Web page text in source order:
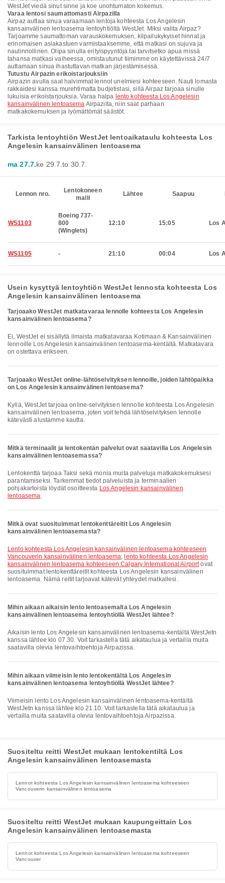
WestJet viedä sinut sinne ja koe unohtumaton kokemus.
Varaa lentosi saumattomasti Airpazilla
Airpaz auttaa sinua varaamaan lentoja kohteesta Los Angelesin
kansainvälinen lentoasema lentoyhtiöltä WestJet. Miksi valita Airpaz?
Tarjoamme saumattoman varauskokemuksen, kilpailukykyiset hinnat ja
erinomaisen asiakastuen varmistaaksemme, että matkasi on sujuva ja
nautinnollinen. Olipa sinulla erityispyyntöjä tai tarvitsetko apua missä
tahansa matkasi vaiheessa, omistautunut tiimimme on käytettävissä 24/7
auttamaan sinua ihastuttavan matkan järjestämisessä.
Tutustu Airpazin erikoistarjouksiin
Airpazin avulla saat halvimmat lennot unelmiesi kohteeseen. Nauti lomasta
rakkaidesi kanssa murehtimatta budjetistasi, sillä Airpaz tarjoaa sinulle
lukuisia erikoistarjouksia. Varaa halpa lento kohteesta Los Angelesin
kansainvälinen lentoasema Airpazilta, niin saat parhaan
matkakokemuksen ja lyömättömät säästöt.
Tarkista lentoyhtiön WestJet lentoaikataulu kohteesta Los
Angelesin kansainvälinen lentoasema
ma 27.7.ke 29.7.to 30.7.
Lennon nro.
Lentokoneen
malli
Lähtee Saapuu
WS1103
Boeing 737-
800
(Winglets)
12:10 15:05 Los
WS1105 - 21:10 00:04 Los
Usein kysyttyä lentoyhtiön WestJet lennosta kohteesta Los
Angelesin kansainvälinen lentoasema
Tarjoaako WestJet matkatavaraa lennolle kohteesta Los Angelesin
kansainvälinen lentoasema?
Ei, WestJet ei sisällytä ilmaista matkatavaraa Kotimaan & Kansainvälinen
lennoille Los Angelesin kansainvälinen lentoasema-kentältä. Matkatavara
on ostettava erikseen.
Tarjoaako WestJet online-lähtöselvityksen lennoille, joiden lähtöpaikka
on Los Angelesin kansainvälinen lentoasema?
Kyllä, WestJet tarjoaa online-selvityksen lennolle kohteesta Los Angelesin
kansainvälinen lentoasema, joten voit tehdä lähtöselvityksen lennolle
kätevästi alustamme kautta.
Mitkä terminaalit ja lentokentän palvelut ovat saatavilla Los Angelesin
kansainvälinen lentoasemassa?
Lentokenttä tarjoaa Taksi sekä monia muita palveluja matkakokemuksesi
parantamiseksi. Tarkemmat tiedot palveluista ja terminaalien
pohjakartoista löydät osoitteesta Los Angelesin kansainvälinen
lentoasema.
Mitkä ovat suosituimmat lentokenttäreitit Los Angelesin
kansainvälinen lentoasemasta?
lento kohteesta Los Angelesin kansainvälinen lentoasema kohteeseen
Vancouverin kansainvälinen lentoasema, lento kohteesta Los Angelesin
kansainvälinen lentoasema kohteeseen Calgary International Airportovat
suosituimmat lentokenttäreitit kohteesta Los Angelesin kansainvälinen
lentoasema. Nämä reitit tarjoavat kätevät yhteydet matkallesi.
Mihin aikaan aikaisin lento lentoasemalta Los Angelesin
kansainvälinen lentoasema lentoyhtiöllä WestJet lähtee?
Aikaisin lento Los Angelesin kansainvälinen lentoasema-kentältä WestJetn
kanssa lähtee klo 07.30. Voit tarkastella tätä aikataulua ja vertailla muita
saatavilla olevia lentovaihtoehtoja Airpazissa.
Mihin aikaan viimeisin lento lentokentältä Los Angelesin
kansainvälinen lentoasema lentoyhtiöllä WestJet lähtee?
Viimeisin lento Los Angelesin kansainvälinen lentoasema-kentältä
WestJetn kanssa lähtee klo 21.10. Voit tarkastella tätä aikataulua ja
vertailla muita saatavilla olevia lentovaihtoehtoja Airpazissa.
Suositeltu reitti WestJet mukaan lentokentiltä Los
Angelesin kansainvälinen lentoasemasta
Lennot kohteesta Los Angelesin kansainvälinen lentoasema kohteeseen
Vancouverin kansainvälinen lentoasema
Suositeltu reitti WestJet mukaan kaupungeittain Los
Angelesin kansainvälinen lentoasemasta
Lennot kohteesta Los Angelesin kansainvälinen lentoasema kohteeseen
Vancouver